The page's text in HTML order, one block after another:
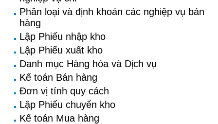
Phân loại và định khoản các nghiệp vụ bán
hàng
Lập Phiếu nhập kho
Lập Phiếu xuất kho
Danh mục Hàng hóa và Dịch vụ
Kế toán Bán hàng
Đơn vị tính quy cách
Lập Phiếu chuyển kho
Kế toán Mua hàng